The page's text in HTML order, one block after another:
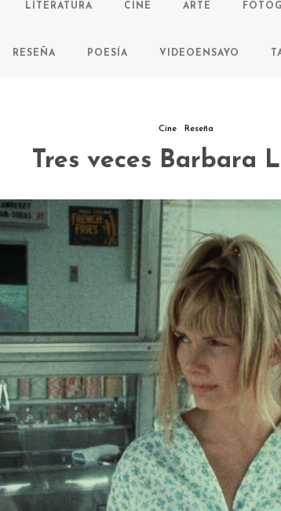
LITERATURA CINE ARTE
RESEÑA POESÍA VIDEOENSAYO
Cine Reseña
Tres veces Barbara